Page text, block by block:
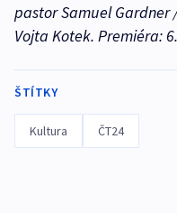
pastor Samuel Gardner
Vojta Kotek. Premiéra:
ŠTÍTKY
Kultura ČT24